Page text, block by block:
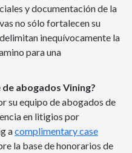
y documentación de la
no sólo fortalecen su
inequívocamente la
para una
abogados Vining?
su equipo de abogados de
en litigios por
acomplimentary case
la base de honorarios de